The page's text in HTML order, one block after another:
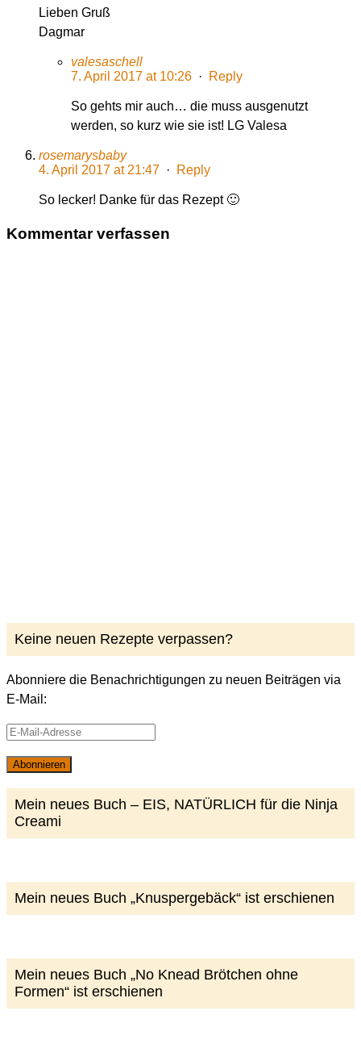
Lieben Gruß
Dagmar
valesaschell
7. April 2017 at 10:26 · Reply
So gehts mir auch… die muss ausgenutzt
werden, so kurz wie sie ist! LG Valesa
rosemarysbaby
4. April 2017 at 21:47 · Reply
So lecker! Danke für das Rezept 🙂
Kommentar verfassen
Keine neuen Rezepte verpassen?
Abonniere die Benachrichtigungen zu neuen Beiträgen via
E-Mail:
E-
Adresse
Abonnieren
Mein neues Buch – EIS, NATÜRLICH für die Ninja
Creami
Mein neues Buch „Knuspergebäck“ ist erschienen
Mein neues Buch „No Knead Brötchen ohne
Formen“ ist erschienen